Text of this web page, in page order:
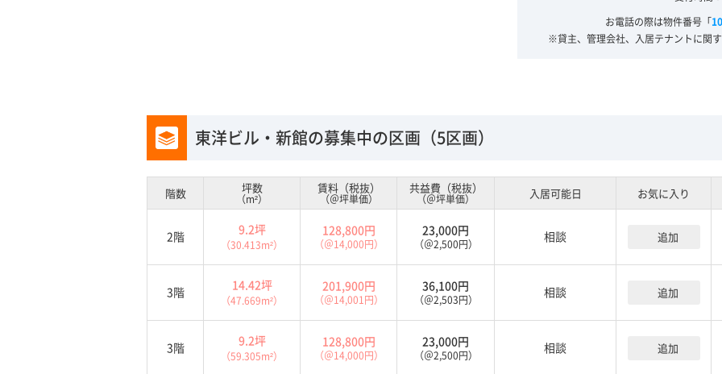
お電話の際は物件番号「
※貸主、管理会社、入居テナントに関
東洋ビル・新館の募集中の区画（5区画）
階数 坪数
（m²）
賃料（税抜）
（＠坪単価）
共益費（税抜）
（＠坪単価） 入居可能日 お気に入り
2階 9.2坪
（30.413m²）
128,800円
（＠14,000円）
23,000円
（＠2,500円） 相談 追加
3階 14.42坪
（47.669m²）
201,900円
（＠14,001円）
36,100円
（＠2,503円） 相談 追加
3階 9.2坪
（59.305m²）
128,800円
（＠14,000円）
23,000円
（＠2,500円） 相談 追加